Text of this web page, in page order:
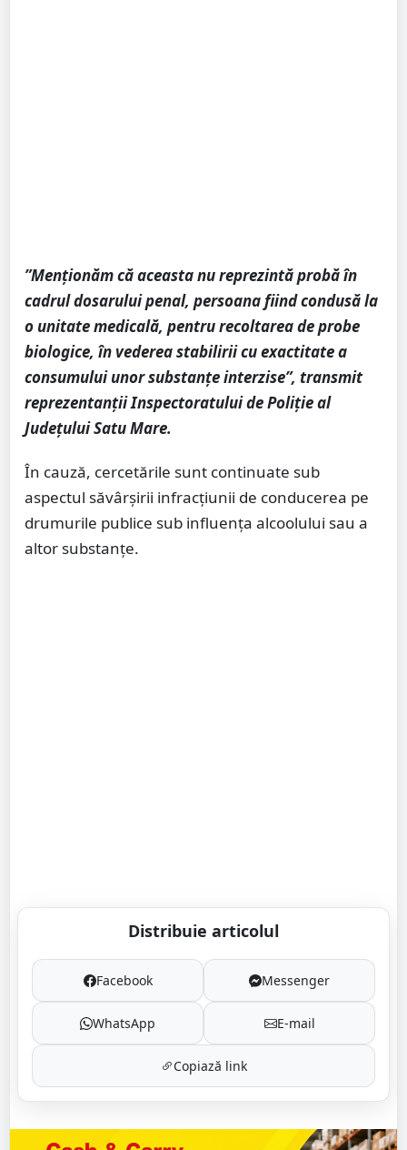
”Menționăm că aceasta nu reprezintă probă în
cadrul dosarului penal, persoana fiind condusă la
o unitate medicală, pentru recoltarea de probe
biologice, în vederea stabilirii cu exactitate a
consumului unor substanțe interzise”, transmit
reprezentanții Inspectoratului de Poliție al
Județului Satu Mare.
În cauză, cercetările sunt continuate sub
aspectul săvârșirii infracțiunii de conducerea pe
drumurile publice sub influența alcoolului sau a
altor substanțe.
Distribuie articolul
Facebook Messenger
WhatsApp E-mail
Copiază link